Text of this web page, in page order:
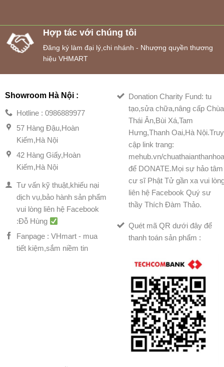
Hợp tác với chúng tôi
Đăng ký làm đại lý,chi nhánh - Nhượng quyền thương
hiệu VHMART
Showroom Hà Nội :
Hotline : 0986889977
57 Hàng Đậu,Hoàn
Kiếm,Hà Nội
42 Hàng Giấy,Hoàn
Kiếm,Hà Nội
Tư vấn kỹ thuật,khiếu nại
dịch vụ,bảo hành sản phẩm
vui lòng liên hệ Facebook
:Đỗ Hùng
Fanpage : VHmart - mua
tiết kiệm,sắm niềm tin
Donation Charity Fund: tu
tạo,sửa chữa,nâng cấp Chùa
Thái Ân,Bùi Xá,Tam
Hưng,Thanh Oai,Hà Nội.Truy
cập link trang:
mehub.vn/
để DONATE.Mọi sự hảo tâm
cư sĩ Phật Tử gần xa vui
liên hệ Facebook Quý sư
thầy Thích Đàm Thảo.
Quét mã QR dưới đây để
thanh toán sản phẩm :